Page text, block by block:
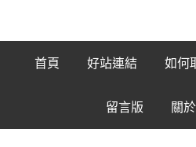
首頁 好站連結 如何
留言版 關